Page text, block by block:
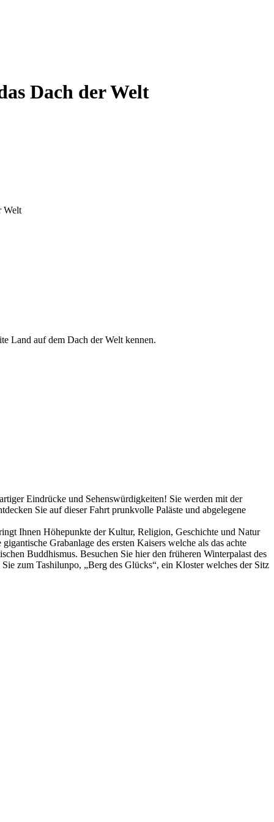
Dach der Welt
Welt
Land auf dem Dach der Welt kennen.
Eindrücke und Sehenswürdigkeiten! Sie werden mit der
Sie auf dieser Fahrt prunkvolle Paläste und abgelegene
Ihnen Höhepunkte der Kultur, Religion, Geschichte und Natur
Grabanlage des ersten Kaisers welche als das achte
Buddhismus. Besuchen Sie hier den früheren Winterpalast des
zum Tashilunpo, „Berg des Glücks“, ein Kloster welches der Sitz